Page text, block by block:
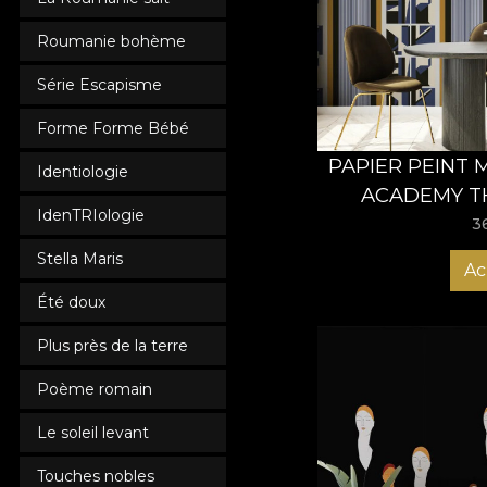
Roumanie bohème
Série Escapisme
Forme Forme Bébé
Identiologie
IdenTRIologie
Stella Maris
Été doux
Plus près de la terre
Poème romain
Le soleil levant
Touches nobles
de VLAdiLA et
Découvrez dès
PAPIER PEINT
ACADEMY